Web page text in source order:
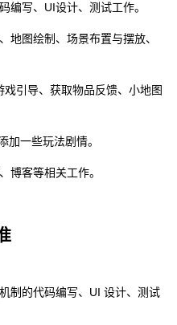
编写、UI设计、测试工作。
地图绘制、场景布置与摆放、
引导、获取物品反馈、小地图
加一些玩法剧情。
博客等相关工作。
制的代码编写、UI 设计、测试